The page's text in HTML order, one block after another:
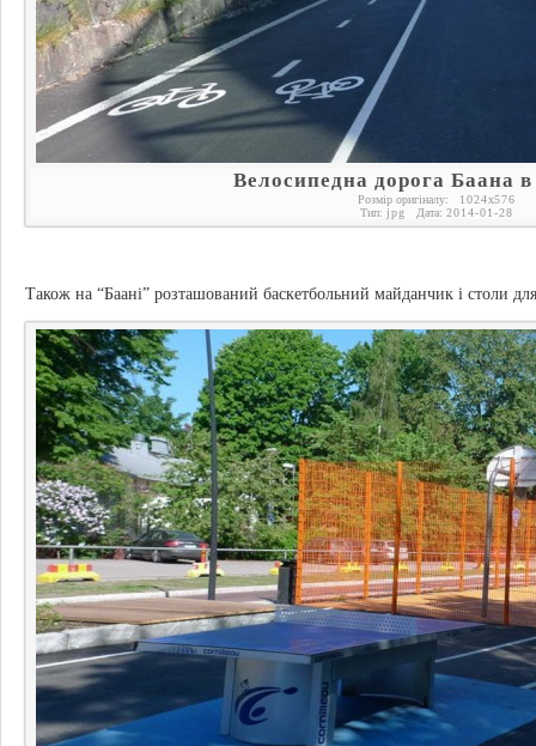
Велосипедна дорога Баана в
Розмір оригіналу: 1024x576
Тип: jpg Дата: 2014-01-28
Також на “Баані” розташований баскетбольний майданчик і столи